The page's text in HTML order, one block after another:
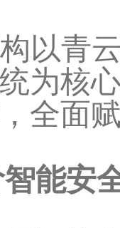
以青
为核
全面
能安